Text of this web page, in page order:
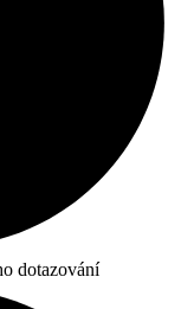
dotazování